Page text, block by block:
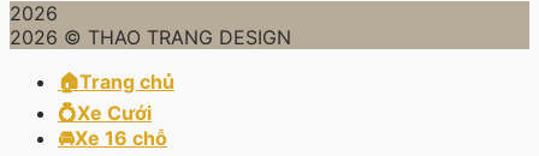
2026
2026 © THAO TRANG DESIGN
🏠Trang chủ
💍Xe Cưới
🚘Xe 16 chỗ